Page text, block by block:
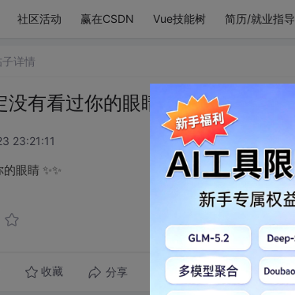
社区活动 赢在CSDN Vue技能树 简历/就业指导
子详情
没有看过你的眼睛 ✨✨
23:21:11
眼睛 ✨✨
收藏 分享 转发到动态 举报